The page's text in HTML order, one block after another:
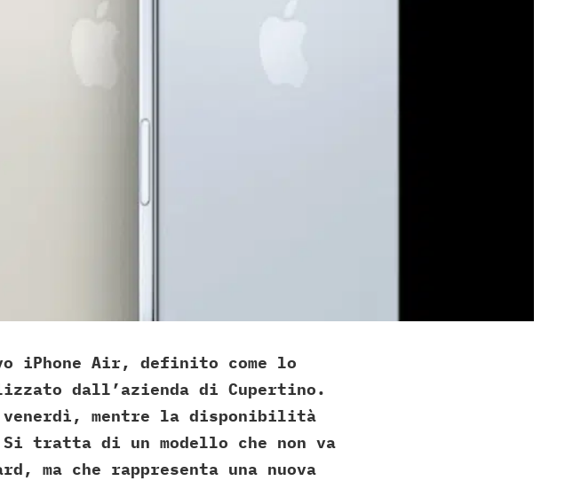
iPhone Air, definito come lo
dall’azienda di Cupertino.
venerdì, mentre la disponibilità
tratta di un modello che non va
ma che rappresenta una nuova